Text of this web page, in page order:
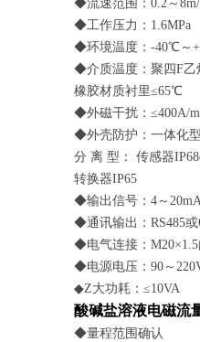
◆流速范围：0.2～
◆工作压力：1.6MPa
◆环境温度：-40℃～
◆介质温度：聚四F乙
橡胶材质衬里≤65℃
◆外磁干扰：≤400A/m
◆外壳防护：一体化型
分 离 型： 传感器
转换器IP65
◆输出信号：4～
◆通讯输出：RS485
◆电气连接：
◆电源电压：90～
◆Z大功耗：≤10VA
酸碱盐溶液电磁流
◆量程范围确认